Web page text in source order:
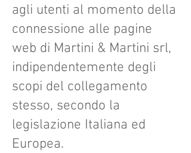
agli utenti al momento della
connessione alle pagine
web di Martini & Martini srl,
indipendentemente degli
scopi del collegamento
stesso, secondo la
legislazione Italiana ed
Europea.